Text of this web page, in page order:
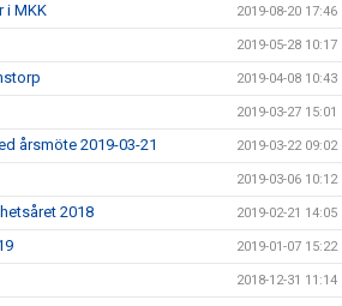
i MKK 2019-08-20 17:46
2019-05-28 10:17
2019-04-08 10:43
2019-03-27 15:01
årsmöte 2019-03-21 2019-03-22 09:02
2019-03-06 10:12
2018 2019-02-21 14:05
2019-01-07 15:22
2018-12-31 11:14